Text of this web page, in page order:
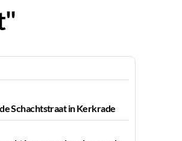
Schachtstraat in Kerkrade